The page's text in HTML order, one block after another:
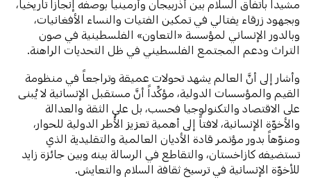
مشيداً باتفاق السلام بين أذربيجان وأرمينيا بوصفه إنجازاً تاريخياً،
وبجهود زرقاء يفتالي في تمكين الفتيات والنساء الأفغانيات،
وبالدور الإنساني لمؤسسة «التعاون» الفلسطينية في صون
التراث ودعم المجتمع الفلسطيني في ظل التحديات الراهنة.
وأشار إلى أنَّ العالم يشهد تحولات عميقة وتراجعاً في منظومة
القيم والمؤسسات الدولية، مؤكِّداً أنَّ مستقبل الإنسانية لا يُبنى
على الاقتصاد والتكنولوجيا فحسب، بل على الثقة والعدالة
والأخوّة الإنسانية، لافتاً إلى أهمية تعزيز الأُطر الدولية للحوار،
ومنوّهاً بدور مؤتمر قادة الأديان العالمية والتقليدية الذي
تستضيفه كازاخستان، والتقاطع في الرسالة بينه وبين جائزة زايد
للأخوّة الإنسانية في ترسيخ ثقافة السلام والتعايش.